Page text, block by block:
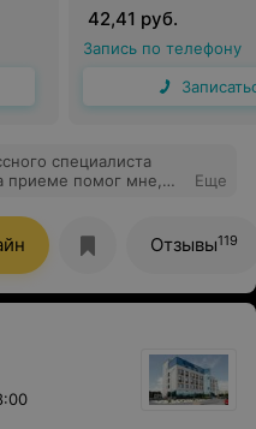
42,41 руб.
Запись по телефону
специалиста
приеме помог мне,
которые у
Спасибо!
Еще
Отзывы119